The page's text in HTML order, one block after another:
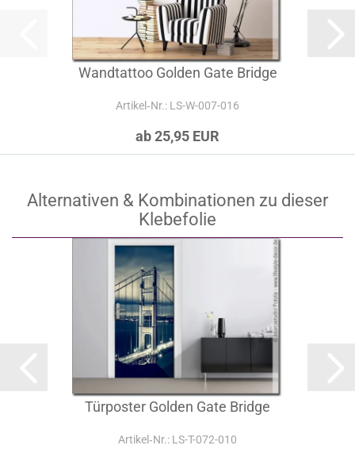
Wandtattoo Golden Gate Bridge
Artikel‑Nr.: LS-W-007-016
ab 25,95 EUR
Alternativen & Kombinationen zu dieser
Klebefolie
Türposter Golden Gate Bridge
Artikel‑Nr.: LS-T-072-010